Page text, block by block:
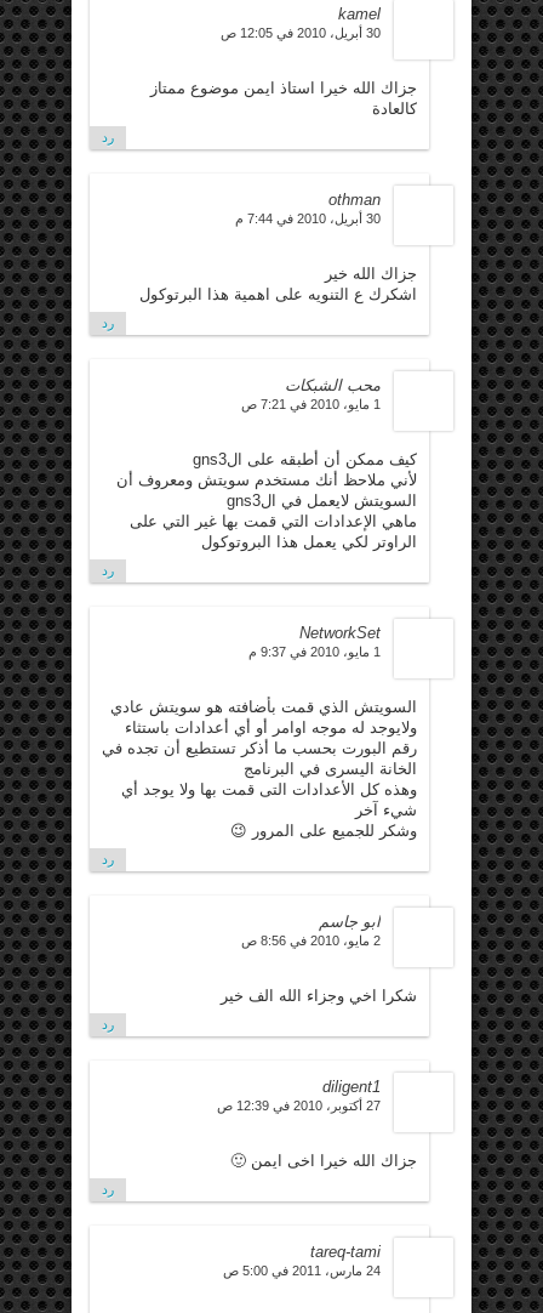
kamel
30 أبريل، 2010 في 12:05 ص
جزاك الله خيرا استاذ ايمن موضوع ممتاز
كالعادة
رد
othman
30 أبريل، 2010 في 7:44 م
جزاك الله خير
اشكرك ع التنويه على اهمية هذا البرتوكول
رد
محب الشبكات
1 مايو، 2010 في 7:21 ص
كيف ممكن أن أطبقه على الgns3
لأني ملاحظ أنك مستخدم سويتش ومعروف أن
السويتش لايعمل في الgns3
ماهي الإعدادات التي قمت بها غير التي على
الراوتر لكي يعمل هذا البروتوكول
رد
NetworkSet
1 مايو، 2010 في 9:37 م
السويتش الذي قمت بأضافته هو سويتش عادي
ولايوجد له موجه اوامر أو أي أعدادات باستثاء
رقم البورت بحسب ما أذكر تستطيع أن تجده في
الخانة اليسرى في البرنامج
وهذه كل الأعدادات التى قمت بها ولا يوجد أي
شيء آخر
وشكر للجميع على المرور 😉
رد
ابو جاسم
2 مايو، 2010 في 8:56 ص
شكرا اخي وجزاء الله الف خير
رد
diligent1
27 أكتوبر، 2010 في 12:39 ص
جزاك الله خيرا اخى ايمن 🙂
رد
tareq-tami
24 مارس، 2011 في 5:00 ص